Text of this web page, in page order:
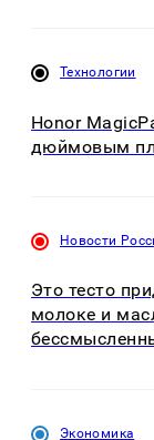
Технологии
Honor
дюймовым
Новости
Это тесто
молоке и
Экономика